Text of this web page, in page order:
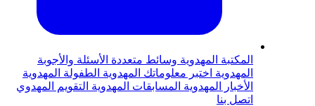
المهدويةوسائط متعددةالأسئلة والأجوبة
اختبر معلوماتك المهدويةالطفولة المهدوية
المهدويةالمسابقات المهدويةالتقويم المهدوي